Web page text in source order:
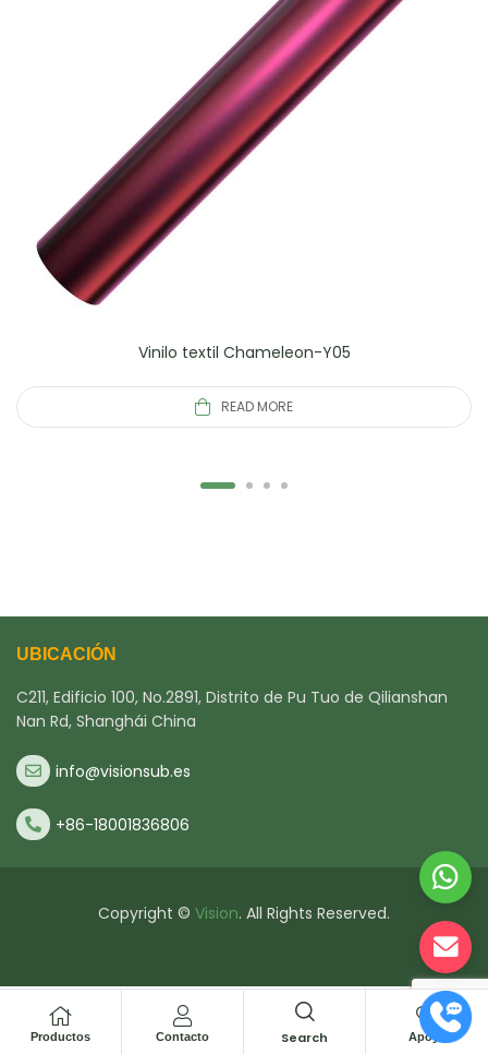
Vinilo textil Chameleon-Y05
READ MORE
Productos Contacto Search Apoyo
UBICACIÓN
C211, Edificio 100, No.2891, Distrito de Pu Tuo de Qilianshan
Nan Rd, Shanghái China
info@visionsub.es
+86-18001836806
Copyright © Vision. All Rights Reserved.